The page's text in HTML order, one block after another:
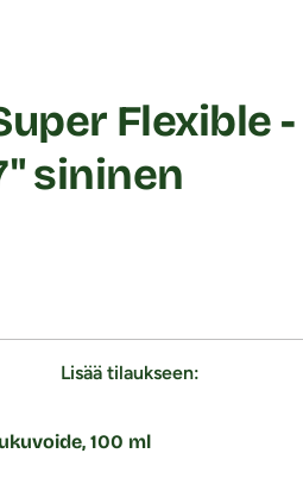
Flexible
sininen
Lisää tilaukseen:
100 ml